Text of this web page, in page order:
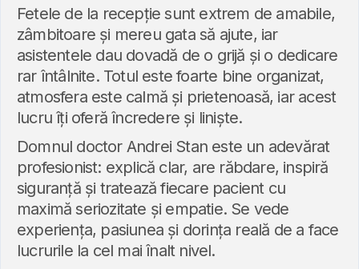
Fetele de la recepție sunt extrem de amabile,
zâmbitoare și mereu gata să ajute, iar
asistentele dau dovadă de o grijă și o dedicare
rar întâlnite. Totul este foarte bine organizat,
atmosfera este calmă și prietenoasă, iar acest
lucru îți oferă încredere și liniște.
Domnul doctor Andrei Stan este un adevărat
profesionist: explică clar, are răbdare, inspiră
siguranță și tratează fiecare pacient cu
maximă seriozitate și empatie. Se vede
experiența, pasiunea și dorința reală de a face
lucrurile la cel mai înalt nivel.